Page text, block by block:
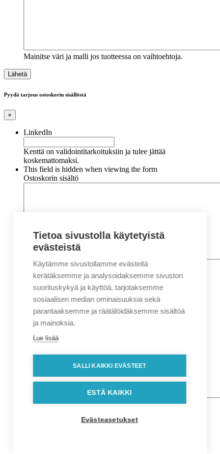
Mainitse väri ja malli jos tuotteessa on vaihtoehtoja.
Pyydä tarjous ostoskorin sisällöstä
×
LinkedIn
Kenttä on validointitarkoituksiin ja tulee jättää
koskemattomaksi.
This field is hidden when viewing the form
Ostoskorin sisältö
Nimi*
Etunimi
Sukunimi
Sähköposti*
Puhelin*
Osoitetiedot
Lähiosoite
Postinumero
Tietoa sivustolla käytetyistä
evästeistä
Käytämme sivustollamme evästeitä
kerätäksemme ja analysoidaksemme sivuston
suorituskykyä ja käyttöä, tarjotaksemme
sosiaalisen median ominaisuuksia sekä
parantaaksemme ja räätälöidäksemme sisältöä
ja mainoksia.
Lue lisää
SALLI KAIKKI EVÄSTEET
ESTÄ KAIKKI
Evästeasetukset